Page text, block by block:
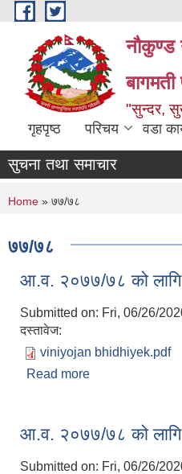
Skip to main content
नौकुण्ड
"सुन्दर,
गृहपृष्ठ परिचय वडा
सुचना तथा समाचार
You are here
Home » ७७/७८
७७/७८
आ.व. २०७७/७८ को लागि
Submitted on: Fri, 06/26/
दस्तावेज:
viniyojan bhidhiyek.pdf
Read more
आ.व. २०७७/७८ को लागि
Submitted on: Fri, 06/26/